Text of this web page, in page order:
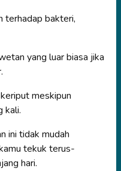
terhadap bakteri,
yang luar biasa jika
meskipun
kali.
ini tidak mudah
tekuk terus-
hari.